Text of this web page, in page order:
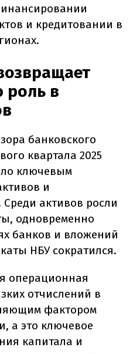
и кредитовании в
роль в
банковского
квартала 2025
ключевым
и
активов росли
одновременно
банков и вложений
НБУ сократился.
операционная
отчислений в
фактором
а это ключевое
капитала и